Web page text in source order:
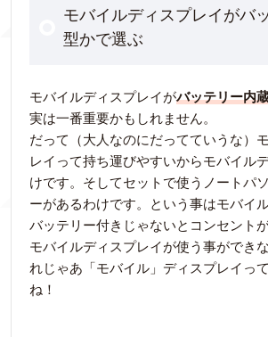
モバイルディスプレイがバ
型かで選ぶ
モバイルディスプレイがバッテリー内
実は一番重要かもしれません。
だって（大人なのにだってていうな）
レイって持ち運びやすいからモバイル
けです。そしてセットで使うノートパ
ーがあるわけです。という事はモバイ
バッテリー付きじゃないとコンセント
モバイルディスプレイが使う事ができ
れじゃあ「モバイル」ディスプレイっ
ね！